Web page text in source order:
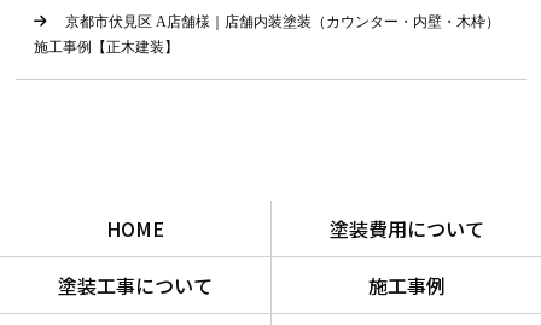
京都市伏見区 A店舗様｜店舗内装塗装（カウンター・内壁・木枠）
施工事例【正木建装】
HOME
塗装費用について
塗装工事について
施工事例